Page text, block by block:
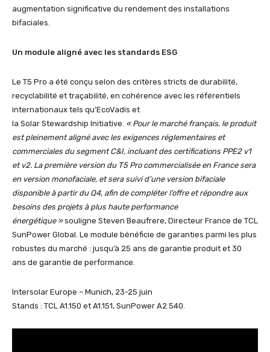
augmentation significative du rendement des installations
bifaciales.
Un module aligné avec les standards ESG
Le T5 Pro a été conçu selon des critères stricts de durabilité,
recyclabilité et traçabilité, en cohérence avec les référentiels
internationaux tels qu’EcoVadis et
la Solar Stewardship Initiative. « Pour le marché français, le produit
est pleinement aligné avec les exigences réglementaires et
commerciales du segment C&I, incluant des certifications PPE2 v1
et v2. La première version du T5 Pro commercialisée en France sera
en version monofaciale, et sera suivi d’une version bifaciale
disponible à partir du Q4, afin de compléter l’offre et répondre aux
besoins des projets à plus haute performance
énergétique »souligne Steven Beaufrere, Directeur France de TCL
SunPower Global. Le module bénéficie de garanties parmi les plus
robustes du marché : jusqu’à 25 ans de garantie produit et 30
ans de garantie de performance.
Intersolar Europe – Munich, 23-25 juin
Stands : TCL A1.150 et A1.151, SunPower A2.540.